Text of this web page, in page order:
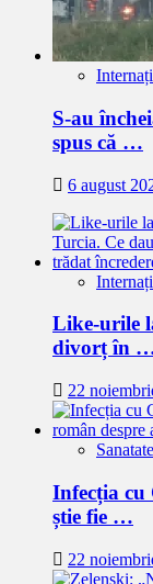
S-au
spus că …
6 august
Like-urile
divorț în
22
Sanatate
Infecția cu
știe fie …
22